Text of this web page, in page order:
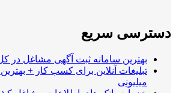
دسترسی سریع
بهترین سامانه ثبت آگهی مشاغل در
تبلیغات آنلاین برای کسب کار +
میلیونی